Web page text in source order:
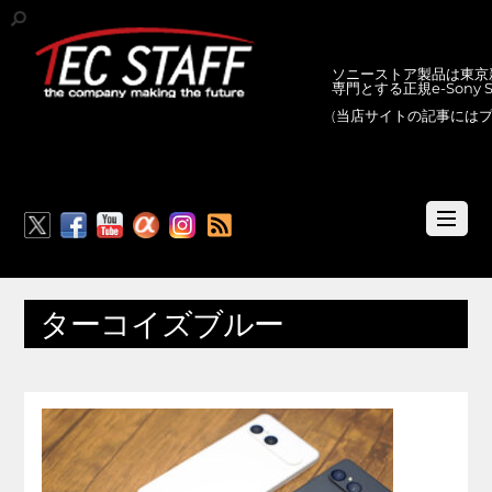
ソニーストア製品は東
専門とする正規e-Sony
(当店サイトの記事には
ターコイズブルー